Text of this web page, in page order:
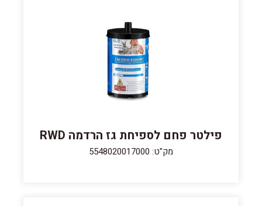
פילטר פחם לספיחת גז הרדמה RWD
מק"ט: 5548020017000